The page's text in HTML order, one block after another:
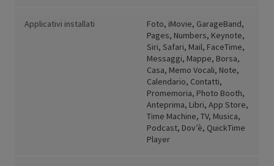
Applicativi installati
Foto, iMovie, GarageBand,
Pages, Numbers, Keynote,
Siri, Safari, Mail, FaceTime,
Messaggi, Mappe, Borsa,
Casa, Memo Vocali, Note,
Calendario, Contatti,
Promemoria, Photo Booth,
Anteprima, Libri, App Store,
Time Machine, TV, Musica,
Podcast, Dov’è, QuickTime
Player